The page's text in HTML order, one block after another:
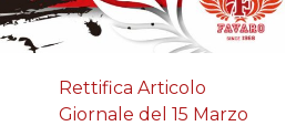
Rettifica Articolo
Giornale del 15 Marzo